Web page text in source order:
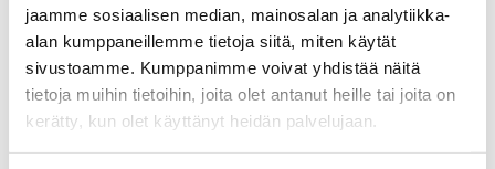
jaamme sosiaalisen median, mainosalan ja analytiikka-
alan kumppaneillemme tietoja siitä, miten käytät
sivustoamme. Kumppanimme voivat yhdistää näitä
tietoja muihin tietoihin, joita olet antanut heille tai joita on
kerätty, kun olet käyttänyt heidän palvelujaan.
Jaa:
Katso myös